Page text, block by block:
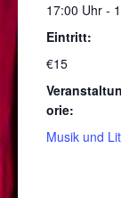
17:00 Uhr -
Eintritt:
€15
orie:
Musik und